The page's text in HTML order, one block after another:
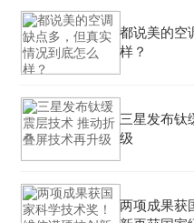
都说美的空
样？
三星发布钛
级
两项成果获